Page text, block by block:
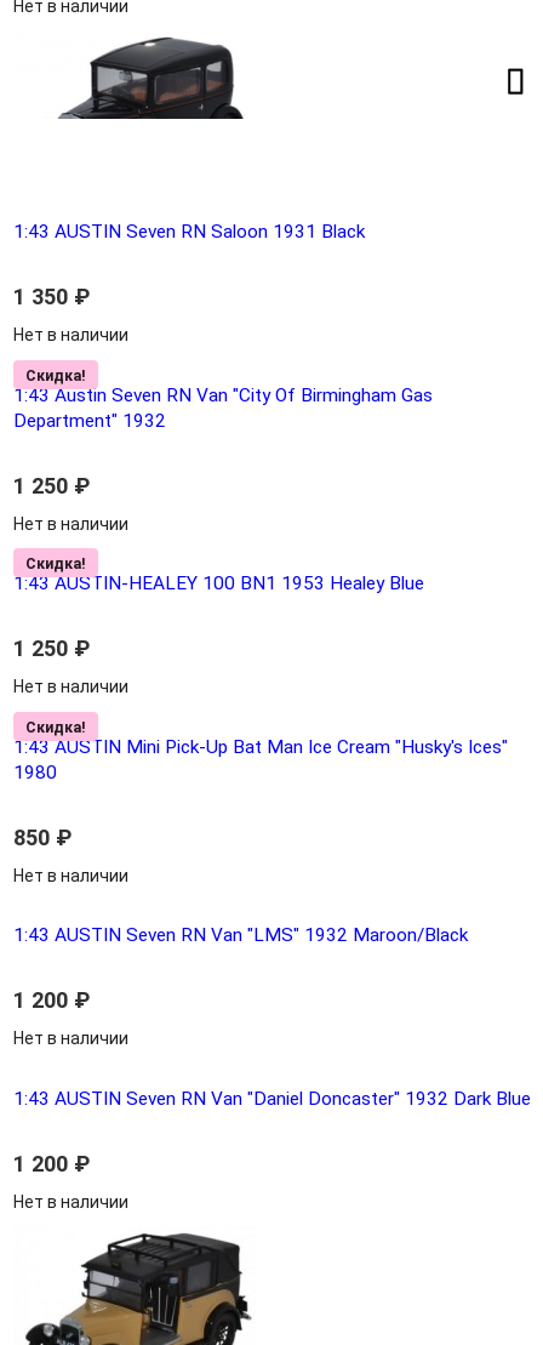
Нет в наличии
1:43 AUSTIN Seven RN Saloon 1931 Black
1 350 ₽
Нет в наличии
Скидка!
1:43 Austin Seven RN Van "City Of Birmingham Gas
Department" 1932
1 250 ₽
Нет в наличии
Скидка!
1:43 AUSTIN-HEALEY 100 BN1 1953 Healey Blue
1 250 ₽
Нет в наличии
Скидка!
1:43 AUSTIN Mini Pick-Up Bat Man Ice Cream "Husky's Ices"
1980
850 ₽
Нет в наличии
1:43 AUSTIN Seven RN Van "LMS" 1932 Maroon/Black
1 200 ₽
Нет в наличии
1:43 AUSTIN Seven RN Van "Daniel Doncaster" 1932 Dark Blue
1 200 ₽
Нет в наличии